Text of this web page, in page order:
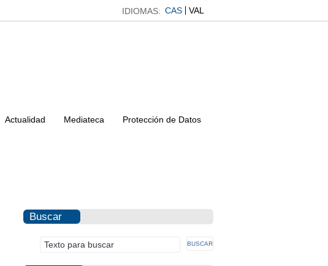
IDIOMAS: CAS VAL
Actualidad Mediateca Protección de Datos
Buscar